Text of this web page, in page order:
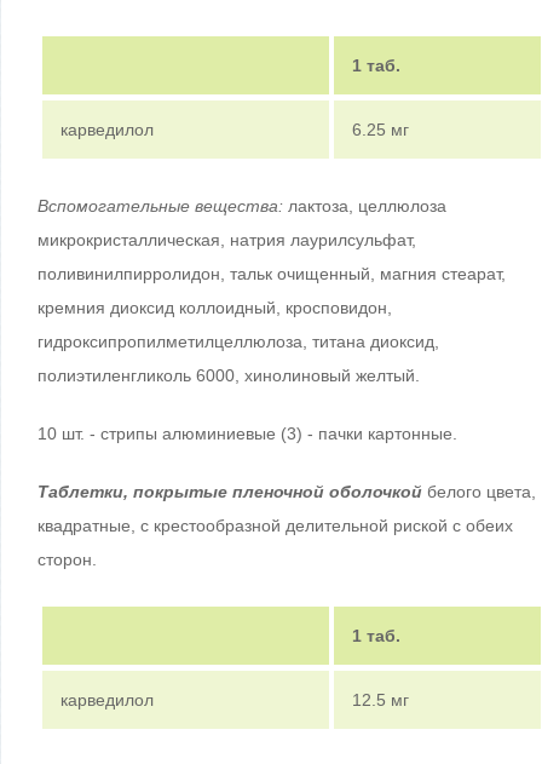
1 таб.
карведилол 6.25 мг
Вспомогательные вещества: лактоза, целлюлоза
микрокристаллическая, натрия лаурилсульфат,
поливинилпирролидон, тальк очищенный, магния стеарат,
кремния диоксид коллоидный, кросповидон,
гидроксипропилметилцеллюлоза, титана диоксид,
полиэтиленгликоль 6000, хинолиновый желтый.
10 шт. - стрипы алюминиевые (3) - пачки картонные.
Таблетки, покрытые пленочной оболочкой белого цвета,
квадратные, с крестообразной делительной риской с обеих
сторон.
1 таб.
карведилол 12.5 мг